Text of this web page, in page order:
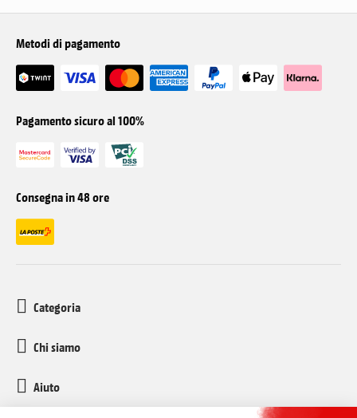
Metodi di pagamento
Pagamento sicuro al 100%
Consegna in 48 ore
Categoria
Chi siamo
Aiuto